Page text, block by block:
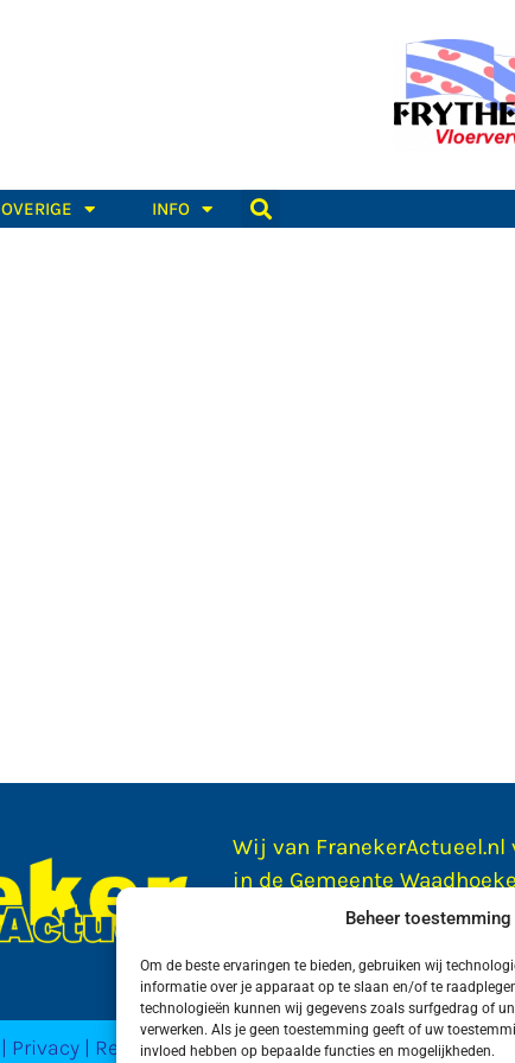
Beheer toestemming
Om de beste ervaringen te bieden, gebruiken wij
informatie over je apparaat op te slaan en/of te
technologieën kunnen wij gegevens zoals surfgedrag of
verwerken. Als je geen toestemming geeft of uw
invloed hebben op bepaalde functies en mogelijkheden.
OVERIGE INFO
Wij van
in de Gemeente
| Privacy | Realisatie door WadUp